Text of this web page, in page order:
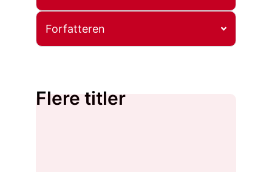
Forfatteren
Flere titler